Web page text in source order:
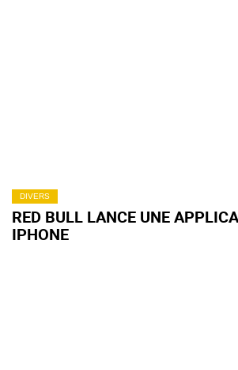
DIVERS
RED BULL LANCE UNE
IPHONE